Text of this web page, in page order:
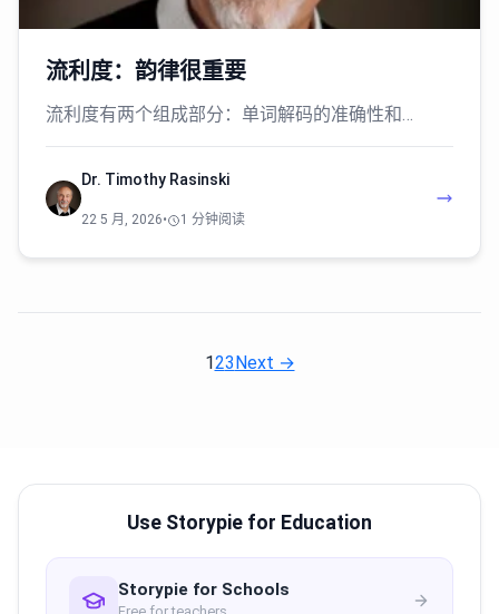
流利度：韵律很重要
流利度有两个组成部分：单词解码的准确性和…
Dr. Timothy Rasinski
22 5 月, 2026• 1 分钟阅读
123Next →
Use Storypie for Education
Storypie for Schools
Free for teachers